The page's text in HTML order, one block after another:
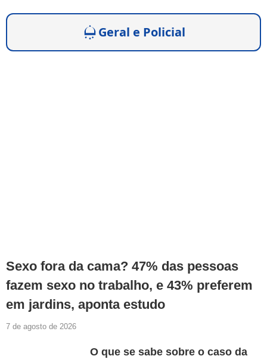
Geral e Policial
Sexo fora da cama? 47% das pessoas
fazem sexo no trabalho, e 43% preferem
em jardins, aponta estudo
7 de agosto de 2026
O que se sabe sobre o caso da